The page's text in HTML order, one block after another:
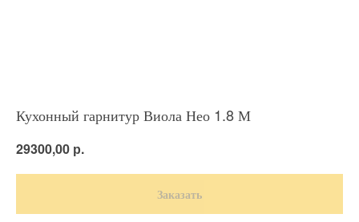
Кухонный гарнитур Виола Нео 1.8 М
29300,00 р.
Заказать